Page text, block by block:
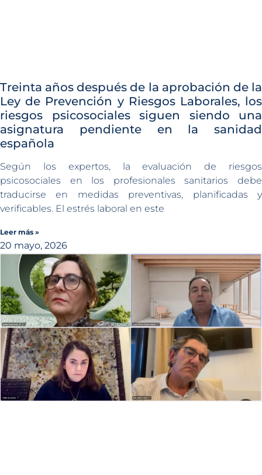
Treinta años después de la aprobación de la
Ley de Prevención y Riesgos Laborales, los
riesgos psicosociales siguen siendo una
asignatura pendiente en la sanidad
española
Según los expertos, la evaluación de riesgos
psicosociales en los profesionales sanitarios debe
traducirse en medidas preventivas, planificadas y
verificables. El estrés laboral en este
Leer más »
20 mayo, 2026